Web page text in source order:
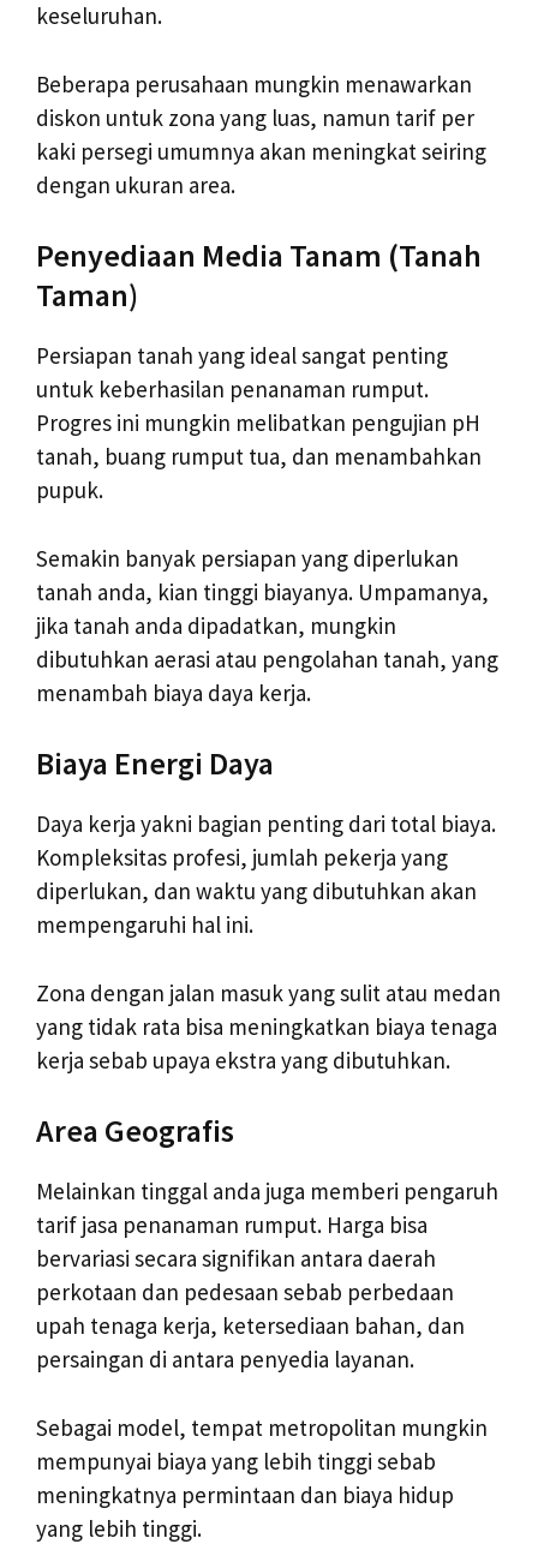
keseluruhan.
Beberapa perusahaan mungkin menawarkan
diskon untuk zona yang luas, namun tarif per
kaki persegi umumnya akan meningkat seiring
dengan ukuran area.
Penyediaan Media Tanam (Tanah
Taman)
Persiapan tanah yang ideal sangat penting
untuk keberhasilan penanaman rumput.
Progres ini mungkin melibatkan pengujian pH
tanah, buang rumput tua, dan menambahkan
pupuk.
Semakin banyak persiapan yang diperlukan
tanah anda, kian tinggi biayanya. Umpamanya,
jika tanah anda dipadatkan, mungkin
dibutuhkan aerasi atau pengolahan tanah, yang
menambah biaya daya kerja.
Biaya Energi Daya
Daya kerja yakni bagian penting dari total biaya.
Kompleksitas profesi, jumlah pekerja yang
diperlukan, dan waktu yang dibutuhkan akan
mempengaruhi hal ini.
Zona dengan jalan masuk yang sulit atau medan
yang tidak rata bisa meningkatkan biaya tenaga
kerja sebab upaya ekstra yang dibutuhkan.
Area Geografis
Melainkan tinggal anda juga memberi pengaruh
tarif jasa penanaman rumput. Harga bisa
bervariasi secara signifikan antara daerah
perkotaan dan pedesaan sebab perbedaan
upah tenaga kerja, ketersediaan bahan, dan
persaingan di antara penyedia layanan.
Sebagai model, tempat metropolitan mungkin
mempunyai biaya yang lebih tinggi sebab
meningkatnya permintaan dan biaya hidup
yang lebih tinggi.